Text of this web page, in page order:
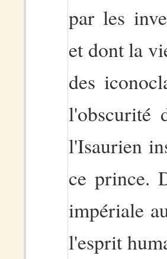
par les
et dont la
des
l'obscurité
l'Isaurien
ce prince.
impériale
l'esprit